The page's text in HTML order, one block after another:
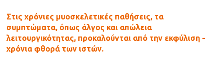
Στις χρόνιες μυοσκελετικές παθήσεις, τα
συμπτώματα, όπως άλγος και απώλεια
λειτουργικότητας, προκαλούνται από την εκφύλιση -
χρόνια φθορά των ιστών.